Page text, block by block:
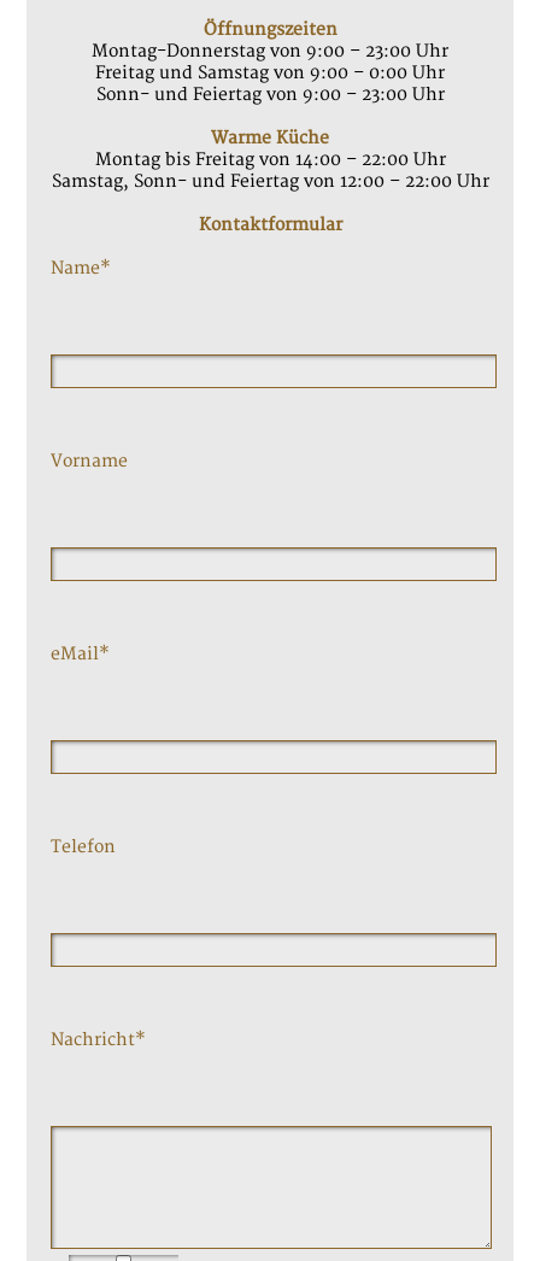
Öffnungszeiten
Montag-Donnerstag von 9:00 – 23:00 Uhr
Freitag und Samstag von 9:00 – 0:00 Uhr
Sonn- und Feiertag von 9:00 – 23:00 Uhr
Warme Küche
Montag bis Freitag von 14:00 – 22:00 Uhr
Samstag, Sonn- und Feiertag von 12:00 – 22:00 Uhr
Kontaktformular
Name*
Vorname
eMail*
Telefon
Nachricht*